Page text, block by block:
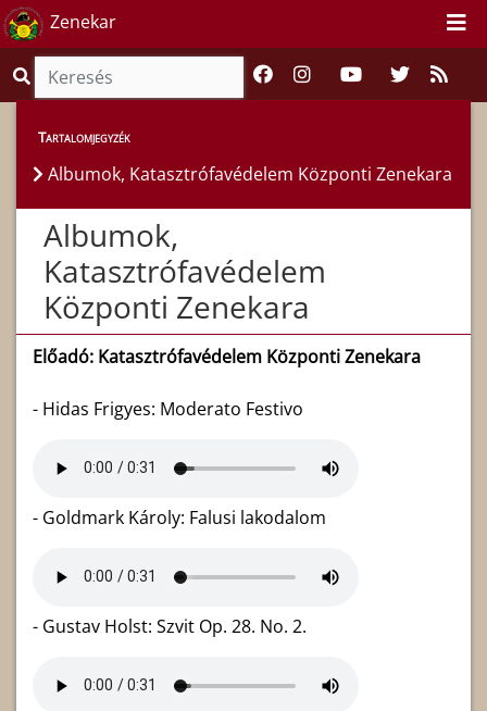
Zenekar
Tartalomjegyzék
Albumok, Katasztrófavédelem Központi Zenekara
Albumok,
Katasztrófavédelem
Központi Zenekara
Előadó: Katasztrófavédelem Központi Zenekara
- Hidas Frigyes: Moderato Festivo
- Goldmark Károly: Falusi lakodalom
- Gustav Holst: Szvit Op. 28. No. 2.